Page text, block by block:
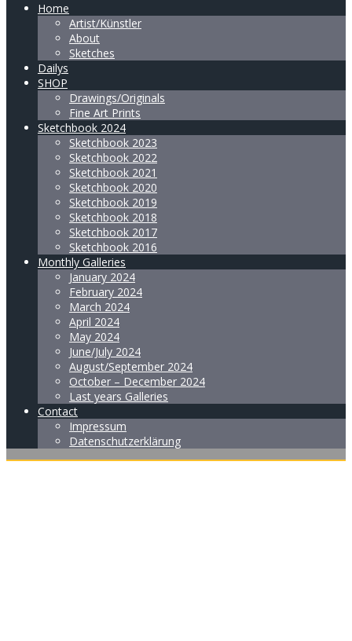
Home
Artist/Künstler
About
Sketches
Dailys
SHOP
Drawings/Originals
Fine Art Prints
Sketchbook 2024
Sketchbook 2023
Sketchbook 2022
Sketchbook 2021
Sketchbook 2020
Sketchbook 2019
Sketchbook 2018
Sketchbook 2017
Sketchbook 2016
Monthly Galleries
January 2024
February 2024
March 2024
April 2024
May 2024
June/July 2024
August/September 2024
October – December 2024
Last years Galleries
Contact
Impressum
Datenschutzerklärung